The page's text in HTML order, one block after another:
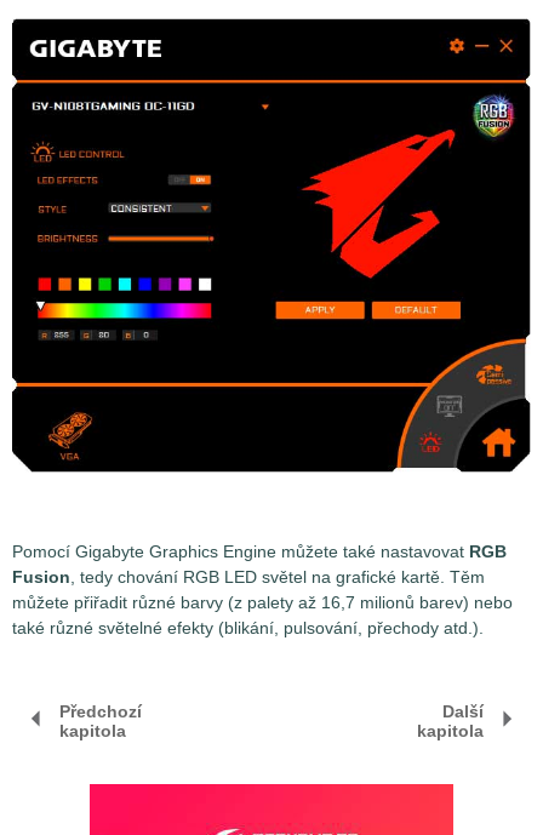
Pomocí Gigabyte Graphics Engine můžete také nastavovat RGB
Fusion , tedy chování RGB LED světel na grafické kartě. Těm
můžete přiřadit různé barvy (z palety až 16,7 milionů barev) nebo
také různé světelné efekty (blikání, pulsování, přechody atd.).
Předchozí
kapitola
Další
kapitola